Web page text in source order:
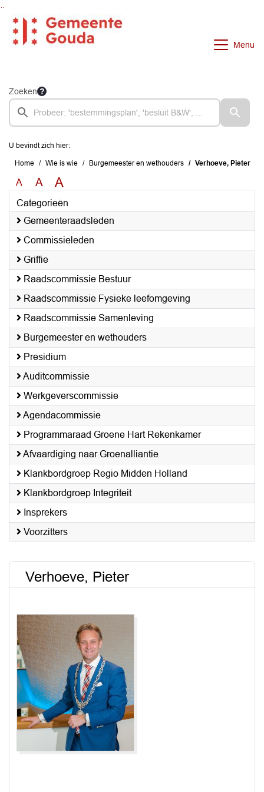
Ga naar de inhoud van deze pagina
Menu
Zoeken
U bevindt zich hier:
Home Wie is wie Burgemeester en wethouders Verhoeve, Pieter
A A A
Categorieën
Gemeenteraadsleden
Commissieleden
Griffie
Raadscommissie Bestuur
Raadscommissie Fysieke leefomgeving
Raadscommissie Samenleving
Burgemeester en wethouders
Presidium
Auditcommissie
Werkgeverscommissie
Agendacommissie
Programmaraad Groene Hart Rekenkamer
Afvaardiging naar Groenalliantie
Klankbordgroep Regio Midden Holland
Klankbordgroep Integriteit
Insprekers
Voorzitters
Verhoeve, Pieter